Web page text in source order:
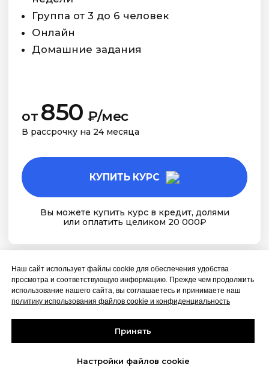
Наш сайт использует файлы cookie для обеспечения удобства
просмотра и соответствующую информацию. Прежде чем продолжить
использование нашего сайта, вы соглашаетесь и принимаете наш
политику использования файлов cookie и конфиденциальность
Принять
Настройки файлов cookie